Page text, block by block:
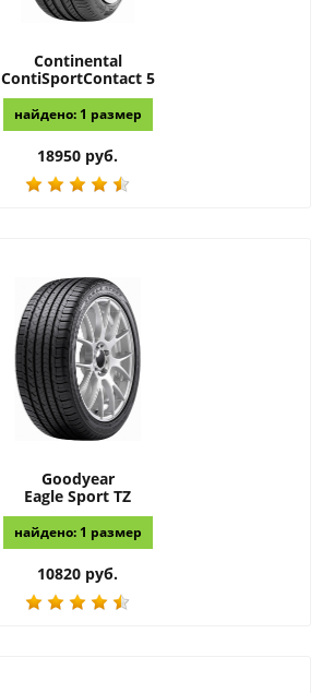
Continental
ContiSportContact 5
найдено: 1 размер
18950 руб.
Goodyear
Eagle Sport TZ
найдено: 1 размер
10820 руб.